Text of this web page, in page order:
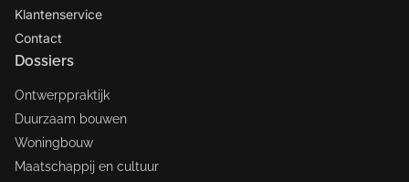
Klantenservice
Contact
Dossiers
Ontwerppraktijk
Duurzaam bouwen
Woningbouw
Maatschappij en cultuur